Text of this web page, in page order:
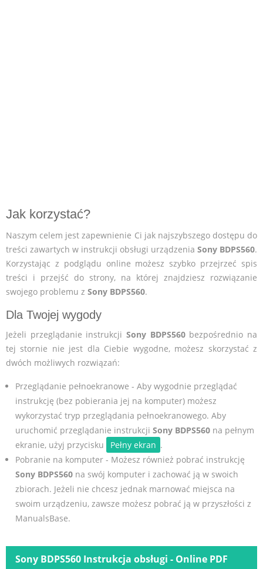
Jak korzystać?
Naszym celem jest zapewnienie Ci jak najszybszego dostępu do
treści zawartych w instrukcji obsługi urządzenia Sony BDPS560.
Korzystając z podglądu online możesz szybko przejrzeć spis
treści i przejść do strony, na której znajdziesz rozwiązanie
swojego problemu z Sony BDPS560.
Dla Twojej wygody
Jeżeli przeglądanie instrukcji Sony BDPS560bezpośrednio na
tej stornie nie jest dla Ciebie wygodne, możesz skorzystać z
dwóch możliwych rozwiązań:
Przeglądanie pełnoekranowe - Aby wygodnie przeglądać
instrukcję (bez pobierania jej na komputer) możesz
wykorzystać tryp przeglądania pełnoekranowego. Aby
uruchomić przeglądanie instrukcji Sony BDPS560na pełnym
ekranie, użyj przycisku
Pełny ekran .
Pobranie na komputer - Możesz również pobrać instrukcję
Sony BDPS560na swój komputer i zachować ją w swoich
zbiorach. Jeżeli nie chcesz jednak marnować miejsca na
swoim urządzeniu, zawsze możesz pobrać ją w przyszłości z
ManualsBase.
Sony BDPS560 Instrukcja obsługi - Online PDF